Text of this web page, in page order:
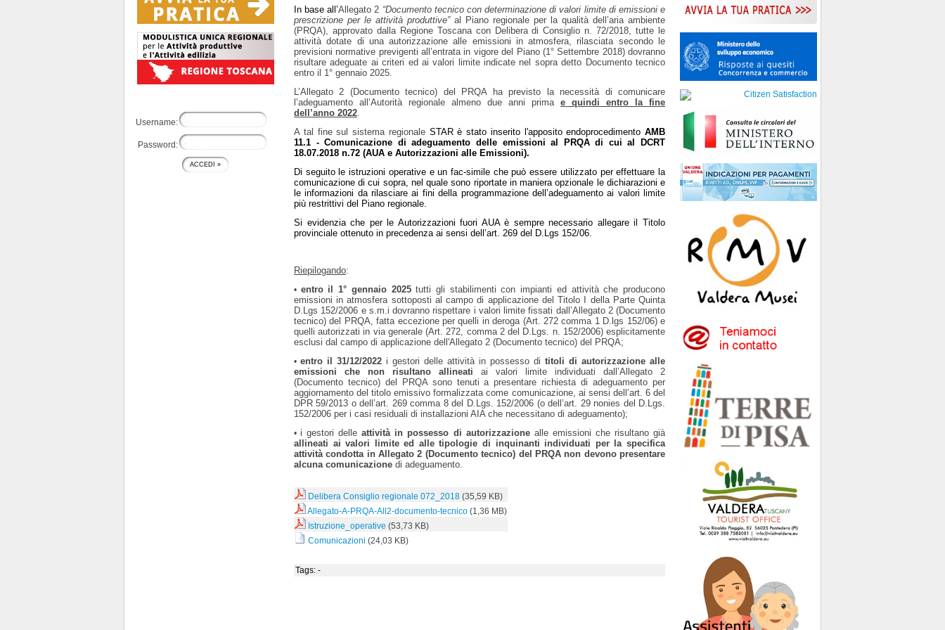
Username:
Password:
In base all’Allegato 2 “Documento tecnico con determinazione di valori limite di emissioni e
prescrizione per le attività produttive” al Piano regionale per la qualità dell’aria ambiente
(PRQA), approvato dalla Regione Toscana con Delibera di Consiglio n. 72/2018,tutte le
attività dotate di una autorizzazione alle emissioni in atmosfera, rilasciata secondo le
previsioni normative previgenti all’entrata in vigore del Piano (1° Settembre 2018) dovranno
risultare adeguate ai criteri ed ai valori limite indicate nel sopra detto Documento tecnico
entro il 1° gennaio 2025.
L’Allegato 2 (Documento tecnico) del PRQA ha previsto la necessità di comunicare
l’adeguamento all’Autorità regionale almeno due anni prima e quindi entro la fine
dell’anno 2022.
A tal fine sul sistema regionale STAR è stato inserito l'appositoendoprocedimento AMB
11.1 - Comunicazione di adeguamento delle emissioni al PRQA di cui al DCRT
18.07.2018 n.72 (AUA e Autorizzazioni alle Emissioni).
Di seguito le istruzioni operative e un fac-simile che può essere utilizzato per effettuare la
comunicazione di cui sopra, nel quale sono riportate in maniera opzionale le dichiarazioni e
le informazioni da rilasciare ai fini della programmazione dell’adeguamento ai valori limite
più restrittivi del Piano regionale.
Si evidenzia che per le Autorizzazioni fuori AUA è sempre necessario allegare il Titolo
provinciale ottenuto in precedenza ai sensi dell’art. 269 del D.Lgs 152/06.
Riepilogando:
• entro il 1° gennaio 2025tutti gli stabilimenti con impianti ed attività che producono
emissioni in atmosfera sottoposti al campo di applicazione del Titolo I della Parte Quinta
D.Lgs 152/2006 e s.m.i dovranno rispettare i valori limite fissati dall’Allegato 2 (Documento
tecnico) del PRQA, fatta eccezione per quelli in deroga (Art. 272 comma 1 D.lgs 152/06) e
quelli autorizzati in via generale (Art. 272, comma 2 del D.Lgs. n. 152/2006) esplicitamente
esclusi dal campo di applicazione dell'Allegato 2 (Documento tecnico) del PRQA;
• entro il 31/12/2022 i gestori delle attività in possesso di titoli di autorizzazione alle
emissioni che non risultano allineati ai valori limite individuati dall’Allegato 2
(Documento tecnico) del PRQA sono tenuti apresentare richiesta di adeguamento per
aggiornamento del titolo emissivo formalizzata come comunicazione, ai sensi dell’art. 6 del
DPR 59/2013 o dell’art. 269 comma 8 del D.Lgs. 152/2006 (o dell’art. 29 nonies del D.Lgs.
152/2006 per i casi residuali di installazioni AIA che necessitano di adeguamento);
•i gestori delleattività in possesso di autorizzazione alle emissioni che risultano già
allineati ai valori limite ed alle tipologie di inquinanti individuati per la specifica
attività condotta in Allegato 2 (Documento tecnico) del PRQA non devono presentare
alcuna comunicazione di adeguamento.
Delibera Consiglio regionale 072_2018 (35,59 KB)
Allegato-A-PRQA-All2-documento-tecnico (1,36 MB)
Istruzione_operative (53,73 KB)
Comunicazioni (24,03 KB)
Tags: -